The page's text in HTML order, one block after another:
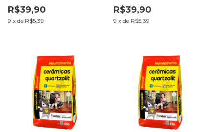
R$39,90
9 x de R$5,39
R$39,90
9 x de R$5,39